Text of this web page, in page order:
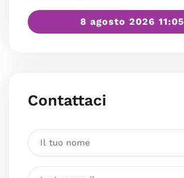
8 agosto 2026 11:05
Contattaci